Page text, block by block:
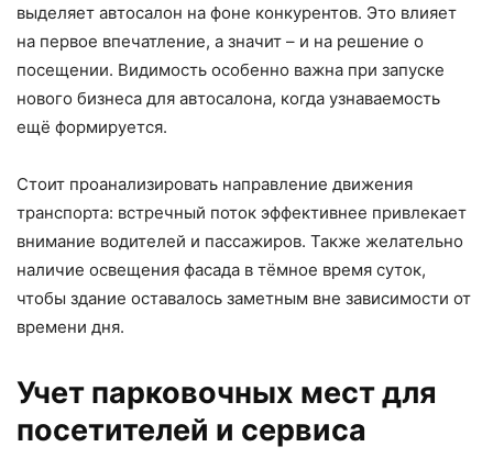
выделяет автосалон на фоне конкурентов. Это влияет
на первое впечатление, а значит – и на решение о
посещении. Видимость особенно важна при запуске
нового бизнеса для автосалона, когда узнаваемость
ещё формируется.
Стоит проанализировать направление движения
транспорта: встречный поток эффективнее привлекает
внимание водителей и пассажиров. Также желательно
наличие освещения фасада в тёмное время суток,
чтобы здание оставалось заметным вне зависимости от
времени дня.
Учет парковочных мест для
посетителей и сервиса